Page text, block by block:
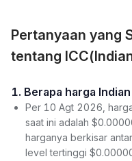
Pertanyaan yang
tentang
1. Berapa harga
Per 10 Agt 2026,
saat ini adalah
harganya berkisar
level tertinggi